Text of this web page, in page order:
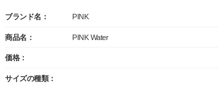
ブランド名： PINK
商品名： PINK Water
価格：
サイズの種類：